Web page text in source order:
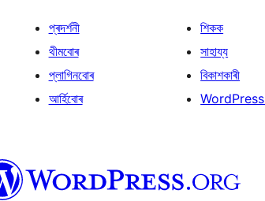
প্ৰদৰ্শনী
থীমবোৰ
প্লাগিনবোৰ
আৰ্হিবোৰ
শিকক
সাহায্য
বিকাশকাৰী